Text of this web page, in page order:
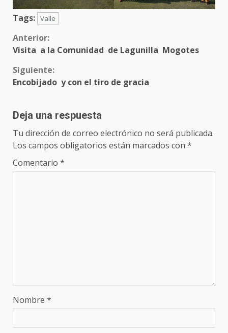
Tags: Valle
Sigue
Anterior:
Visita a la Comunidad de Lagunilla Mogotes
Siguiente:
Encobijado y con el tiro de gracia
Deja una respuesta
Tu dirección de correo electrónico no será publicada.
Los campos obligatorios están marcados con *
Comentario *
Nombre *